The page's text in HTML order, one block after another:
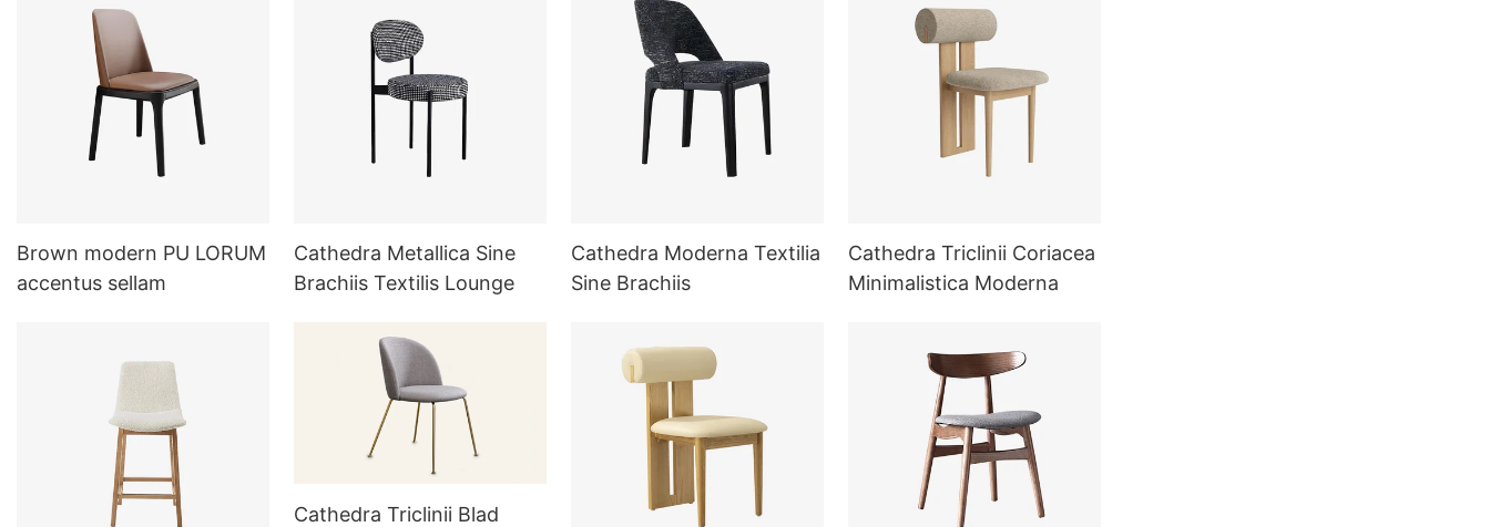
Brown modern PU LORUM
accentus sellam
Cathedra Metallica Sine
Brachiis Textilis Lounge
Cathedra Moderna Textilia
Sine Brachiis
Cathedra Triclinii Coriacea
Minimalistica Moderna
Cathedra Triclinii Blad